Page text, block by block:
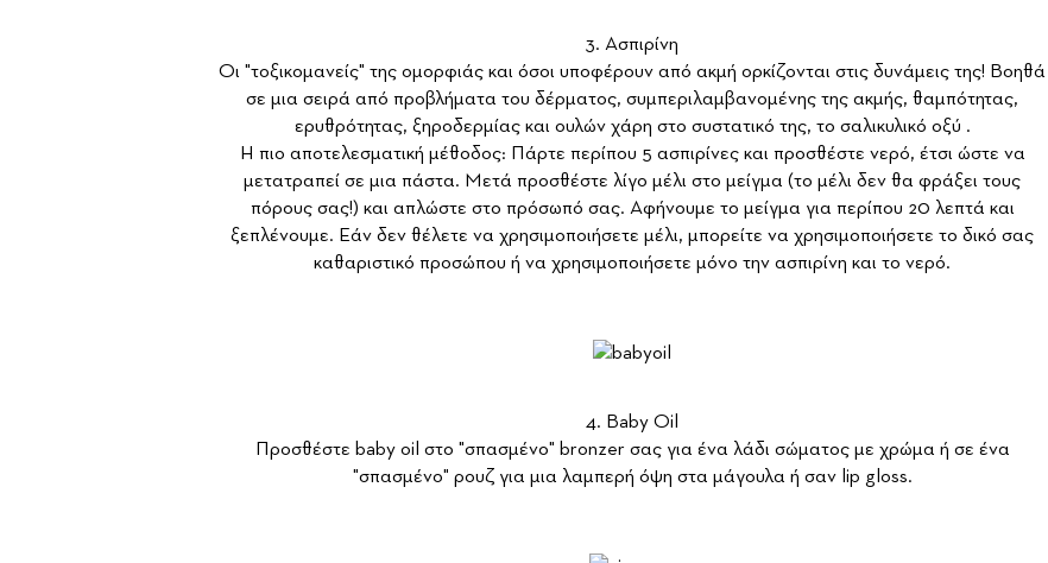
3. Ασπιρίνη
Οι "τοξικομανείς" της ομορφιάς και όσοι υποφέρουν από ακμή ορκίζονται στις δυνάμεις της! Βοηθά
σε μια σειρά από προβλήματα του δέρματος, συμπεριλαμβανομένης της ακμής, θαμπότητας,
ερυθρότητας, ξηροδερμίας και ουλών χάρη στο συστατικό της, το σαλικυλικό οξύ .
Η πιο αποτελεσματική μέθοδος: Πάρτε περίπου 5 ασπιρίνες και προσθέστε νερό, έτσι ώστε να
μετατραπεί σε μια πάστα. Μετά προσθέστε λίγο μέλι στο μείγμα (το μέλι δεν θα φράξει τους
πόρους σας!) και απλώστε στο πρόσωπό σας. Αφήνουμε το μείγμα για περίπου 20 λεπτά και
ξεπλένουμε. Εάν δεν θέλετε να χρησιμοποιήσετε μέλι, μπορείτε να χρησιμοποιήσετε το δικό σας
καθαριστικό προσώπου ή να χρησιμοποιήσετε μόνο την ασπιρίνη και το νερό.
4. Baby Oil
Προσθέστε baby oil στο "σπασμένο" bronzer σας για ένα λάδι σώματος με χρώμα ή σε ένα
"σπασμένο" ρουζ για μια λαμπερή όψη στα μάγουλα ή σαν lip gloss.